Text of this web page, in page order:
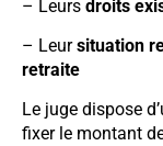
– Leurs droits
– Leursituation
retraite
Le juge dispose
fixer le montant